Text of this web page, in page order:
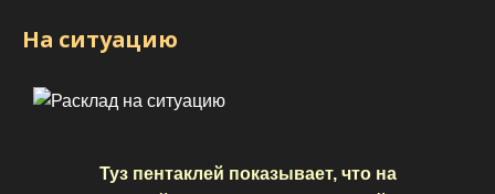
На ситуацию
Туз пентаклей показывает, что на